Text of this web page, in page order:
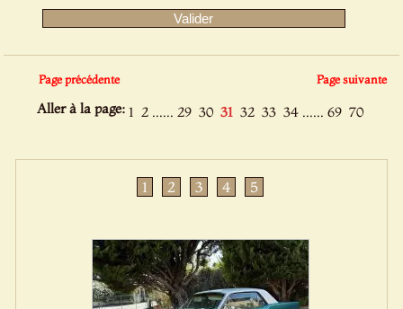
Page précédente Page suivante
Aller à la page:1 2 ...... 29 30 31 32 33 34 ...... 69 70
1 2 3 4 5